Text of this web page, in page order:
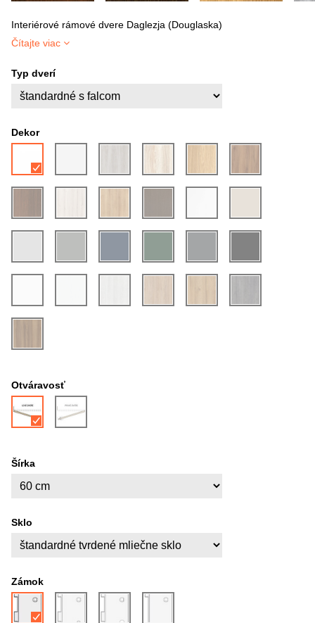
Interiérové rámové dvere Daglezja (Douglaska)
Čítajte viac
Typ dverí
Dekor
Otváravosť
Šírka
Sklo
Zámok